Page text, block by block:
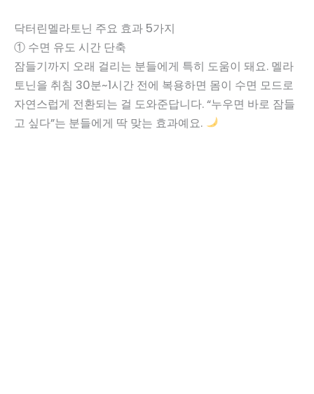
닥터린멜라토닌 주요 효과 5가지
① 수면 유도 시간 단축
잠들기까지 오래 걸리는 분들에게 특히 도움이 돼요. 멜라
토닌을 취침 30분~1시간 전에 복용하면 몸이 수면 모드로
자연스럽게 전환되는 걸 도와준답니다. “누우면 바로 잠들
고 싶다”는 분들에게 딱 맞는 효과예요.